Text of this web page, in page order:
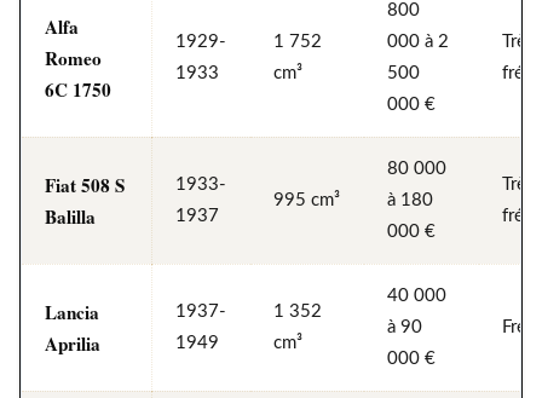
Alfa
Romeo
6C 1750
1929-
1933
1 752
cm³
800
000 à 2
500
000 €
Très
Fiat 508 S
Balilla
1933-
1937
995 cm³
80 000
à 180
000 €
Très
Lancia
Aprilia
1937-
1949
1 352
cm³
40 000
à 90
000 €